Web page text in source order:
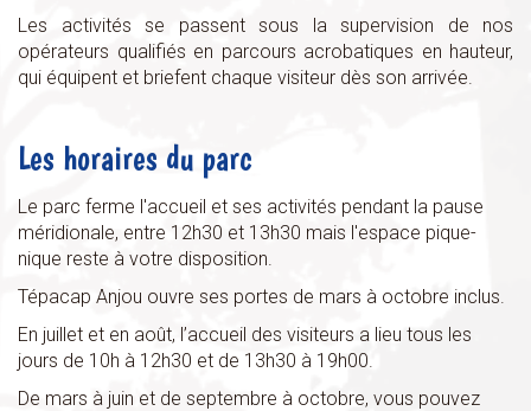
Les activités se passent sous la supervision de nos
opérateurs qualifiés en parcours acrobatiques en hauteur,
qui équipent et briefent chaque visiteur dès son arrivée.
Les horaires du parc
Le parc ferme l'accueil et ses activités pendant la pause
méridionale, entre 12h30 et 13h30 mais l'espace pique-
nique reste à votre disposition.
Tépacap Anjou ouvre ses portes de mars à octobre inclus.
En juillet et en août, l’accueil des visiteurs a lieu tous les
jours de 10h à 12h30 et de 13h30 à 19h00.
De mars à juin et de septembre à octobre, vous pouvez